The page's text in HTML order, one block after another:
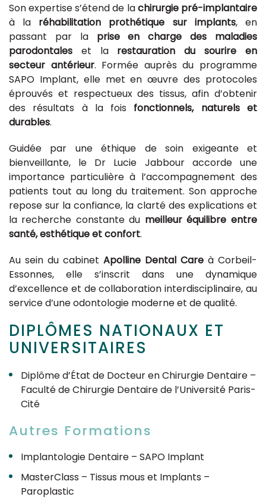
Son expertise s’étend de lachirurgie pré-implantaire
à la réhabilitation prothétique sur implants, en
passant par la prise en charge des maladies
parodontales et la restauration du sourire en
secteur antérieur. Formée auprès du programme
SAPO Implant, elle met en œuvre des protocoles
éprouvés et respectueux des tissus, afin d’obtenir
des résultats à la fois fonctionnels, naturels et
durables.
Guidée par une éthique de soin exigeante et
bienveillante, le Dr Lucie Jabbour accorde une
importance particulière à l’accompagnement des
patients tout au long du traitement. Son approche
repose sur la confiance, la clarté des explications et
la recherche constante du meilleur équilibre entre
santé, esthétique et confort.
Au sein du cabinet Apolline Dental Careà Corbeil-
Essonnes, elle s’inscrit dans une dynamique
d’excellence et de collaboration interdisciplinaire, au
service d’une odontologie moderne et de qualité.
DIPLÔMES NATIONAUX ET
UNIVERSITAIRES
Diplôme d’État de Docteur en Chirurgie Dentaire –
Faculté de Chirurgie Dentaire de l’Université Paris-
Cité
Autres Formations
Implantologie Dentaire – SAPO Implant
MasterClass – Tissus mous et Implants –
Paroplastic